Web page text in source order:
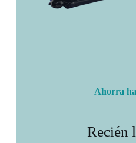
Ahorra
Recién